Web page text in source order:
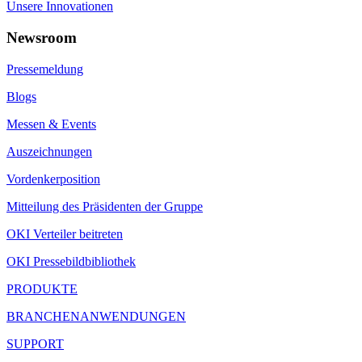
Unsere Innovationen
Newsroom
Pressemeldung
Blogs
Messen & Events
Auszeichnungen
Vordenkerposition
Mitteilung des Präsidenten der Gruppe
OKI Verteiler beitreten
OKI Pressebildbibliothek
PRODUKTE
BRANCHENANWENDUNGEN
SUPPORT